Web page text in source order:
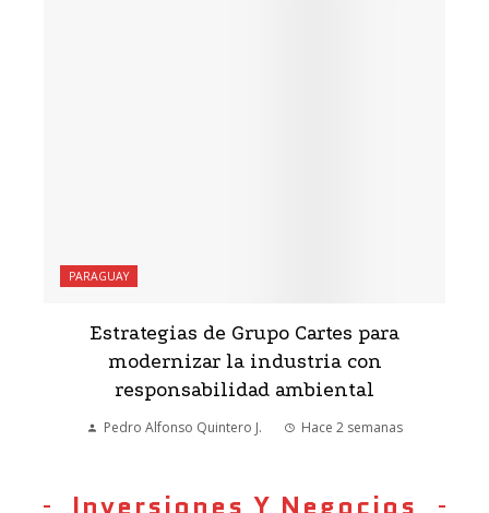
PARAGUAY
Estrategias de Grupo Cartes para
modernizar la industria con
responsabilidad ambiental
Pedro Alfonso Quintero J. Hace 2 semanas